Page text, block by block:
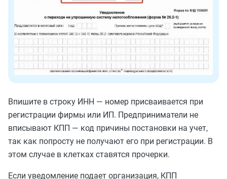
Впишите в строку ИНН — номер присваивается при
регистрации фирмы или ИП. Предприниматели не
вписывают КПП — код причины постановки на учет,
так как попросту не получают его при регистрации. В
этом случае в клетках ставятся прочерки.
Если уведомление подает организация, КПП